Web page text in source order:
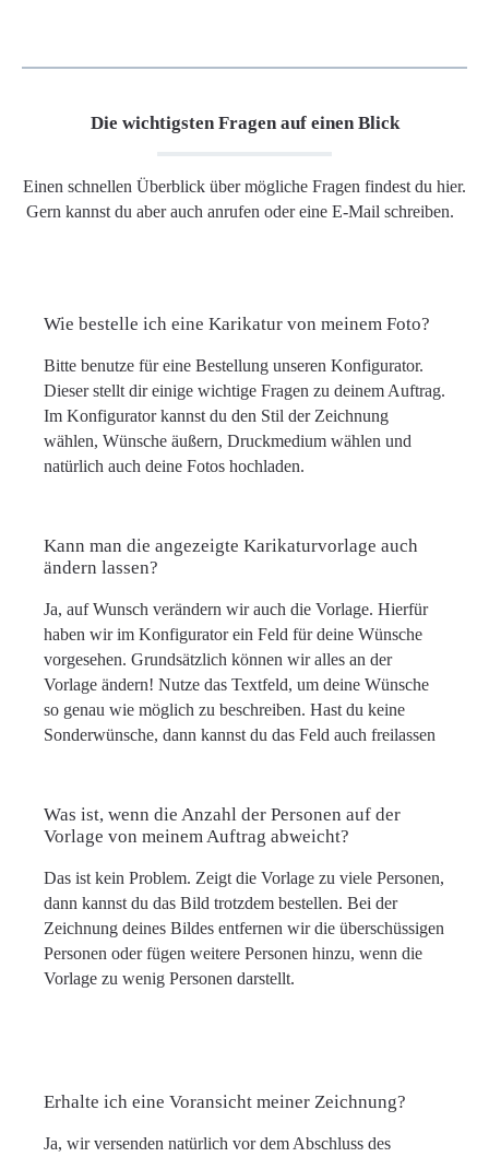
Die wichtigsten Fragen auf einen Blick
Einen schnellen Überblick über mögliche Fragen findest du hier.
Gern kannst du aber auch anrufen oder eine E-Mail schreiben.
Wie bestelle ich eine Karikatur von meinem Foto?
Bitte benutze für eine Bestellung unseren Konfigurator.
Dieser stellt dir einige wichtige Fragen zu deinem Auftrag.
Im Konfigurator kannst du den Stil der Zeichnung
wählen, Wünsche äußern, Druckmedium wählen und
natürlich auch deine Fotos hochladen.
Kann man die angezeigte Karikaturvorlage auch
ändern lassen?
Ja, auf Wunsch verändern wir auch die Vorlage. Hierfür
haben wir im Konfigurator ein Feld für deine Wünsche
vorgesehen. Grundsätzlich können wir alles an der
Vorlage ändern! Nutze das Textfeld, um deine Wünsche
so genau wie möglich zu beschreiben. Hast du keine
Sonderwünsche, dann kannst du das Feld auch freilassen
Was ist, wenn die Anzahl der Personen auf der
Vorlage von meinem Auftrag abweicht?
Das ist kein Problem. Zeigt die Vorlage zu viele Personen,
dann kannst du das Bild trotzdem bestellen. Bei der
Zeichnung deines Bildes entfernen wir die überschüssigen
Personen oder fügen weitere Personen hinzu, wenn die
Vorlage zu wenig Personen darstellt.
Erhalte ich eine Voransicht meiner Zeichnung?
Ja, wir versenden natürlich vor dem Abschluss des